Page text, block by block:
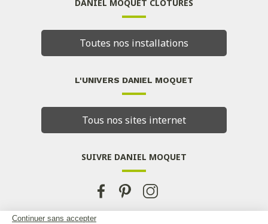
Continuer sans accepter
DANIEL MOQUET CLÔTURES
Toutes nos installations
L'UNIVERS DANIEL MOQUET
Tous nos sites internet
SUIVRE DANIEL MOQUET